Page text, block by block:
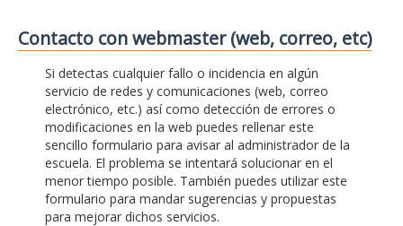
Contacto con webmaster (web, correo, etc)
Si detectas cualquier fallo o incidencia en algún
servicio de redes y comunicaciones (web, correo
electrónico, etc.) así como detección de errores o
modificaciones en la web puedes rellenar este
sencillo formulario para avisar al administrador de la
escuela. El problema se intentará solucionar en el
menor tiempo posible. También puedes utilizar este
formulario para mandar sugerencias y propuestas
para mejorar dichos servicios.